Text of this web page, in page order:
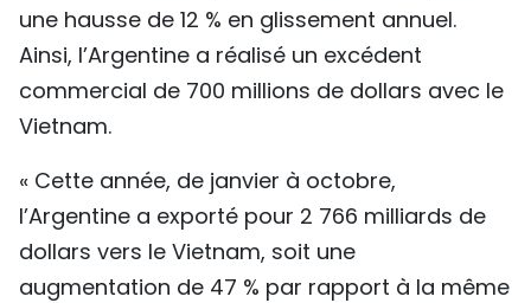
une hausse de 12 % en glissement annuel.
Ainsi, l’Argentine a réalisé un excédent
commercial de 700 millions de dollars avec le
Vietnam.
« Cette année, de janvier à octobre,
l’Argentine a exporté pour 2 766 milliards de
dollars vers le Vietnam, soit une
augmentation de 47 % par rapport à la même